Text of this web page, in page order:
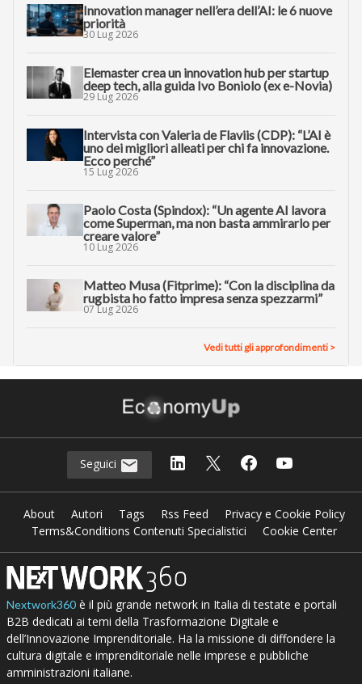
Innovation manager nell’era dell’AI: le 6 nuove
priorità
30 Lug 2026
Elemaster crea un innovation hub per startup
deep tech, alla guida Ivo Boniolo (ex e-Novia)
29 Lug 2026
Intervista con Valeria de Flaviis (CDP): “L’AI è
uno dei migliori alleati per chi fa innovazione.
Ecco perché”
15 Lug 2026
Paolo Costa (Spindox): “Un agente AI lavora
come Superman, ma non basta ammirarlo per
creare valore”
10 Lug 2026
Matteo Musa (Fitprime): “Con la disciplina da
rugbista ho fatto impresa senza spezzarmi”
07 Lug 2026
Vedi tutti gli approfondimenti >
Seguici
About Autori Tags Rss Feed
Privacy e Cookie Policy
Terms&Conditions Contenuti Specialistici
Cookie Center
Nextwork360è il più grande network in Italia di testate e portali
B2B dedicati ai temi della Trasformazione Digitale e
dell’Innovazione Imprenditoriale. Ha la missione di diffondere la
cultura digitale e imprenditoriale nelle imprese e pubbliche
amministrazioni italiane.